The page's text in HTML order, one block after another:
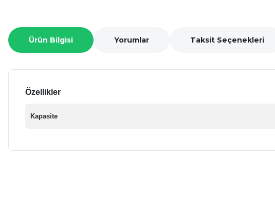
Ürün Bilgisi Yorumlar Taksit Seçenekleri
Özellikler
Kapasite